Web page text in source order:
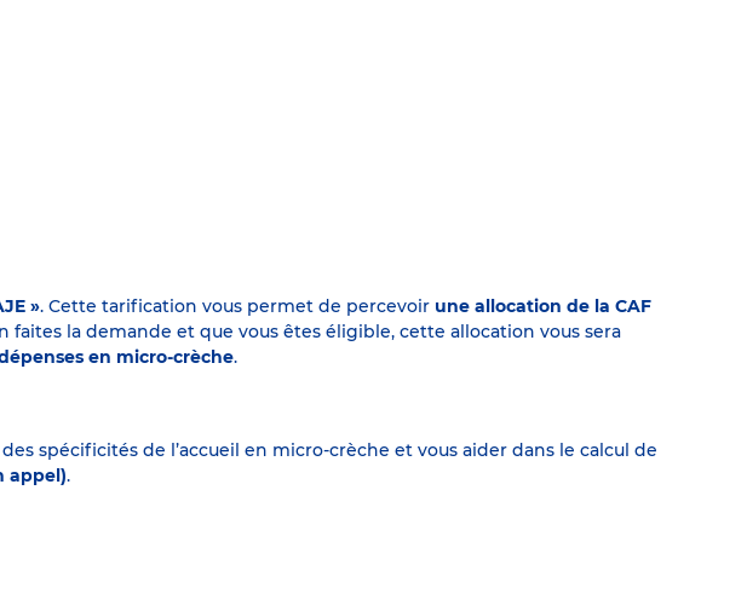
». Cette tarification vous permet de percevoir une allocation de la CAF
la demande et que vous êtes éligible, cette allocation vous sera
en micro-crèche.
spécificités de l’accueil en micro-crèche et vous aider dans le calcul de
appel).